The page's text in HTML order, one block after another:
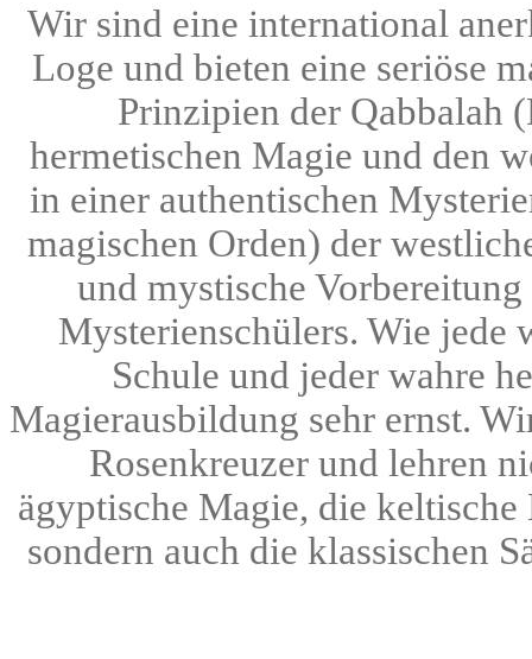
Wir sind eine international
Loge und bieten eine seriöse
Prinzipien der Qabbalah
hermetischen Magie und den
in einer authentischen
magischen Orden) der
und mystische
Mysterienschülers. Wie jede
Schule und jeder wahre
Magierausbildung sehr ernst.
Rosenkreuzer und lehren
ägyptische Magie, die
sondern auch die klassischen